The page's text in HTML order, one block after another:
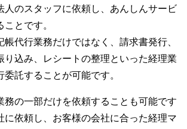
人のスタッフに依頼し、あんしんサービ
とです。
帳代行業務だけではなく、請求書発行、
り込み、レシートの整理といった経理業
託することが可能です。
務の一部だけを依頼することも可能です
に依頼し、お客様の会社に合った経理マ